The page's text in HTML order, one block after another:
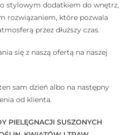
stylowym dodatkiem do wnętrz,
rozwiązaniem, które pozwala
przez dłuższy czas.
się z naszą ofertą na naszej
sam dzień albo na następny
od klienta.
PIELĘGNACJI SUSZONYCH